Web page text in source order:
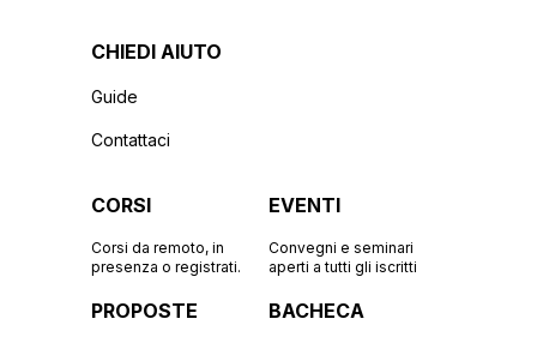
CHIEDI AIUTO
Guide
Contattaci
CORSI
Corsi da remoto, in
presenza o registrati.
EVENTI
Convegni e seminari
aperti a tutti gli iscritti
PROPOSTE BACHECA